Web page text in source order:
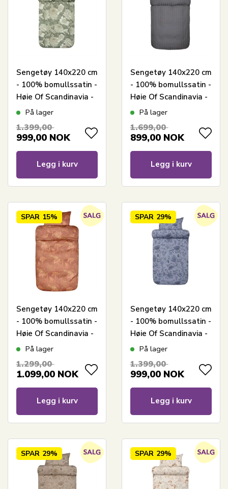
Sengetøy 140x220 cm
- 100% bomullssatin -
Høie Of Scandinavia -
Isabell Dempet Grønn
På lager
1.399,00
999,00 NOK
Legg i kurv
Sengetøy 140x220 cm
- 100% bomullssatin -
Høie Of Scandinavia -
London Grå
På lager
1.699,00
899,00 NOK
Legg i kurv
SPAR 15%
Sengetøy 140x220 cm
- 100% bomullssatin -
Høie Of Scandinavia -
Margrethe Terracotta
På lager
1.299,00
1.099,00 NOK
Legg i kurv
SPAR 29%
Sengetøy 140x220 cm
- 100% bomullssatin -
Høie Of Scandinavia -
Mille Denim Blå
På lager
1.399,00
999,00 NOK
Legg i kurv
SPAR 29% SPAR 29%